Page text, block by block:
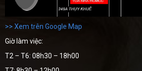
>> Xem trên Google Map
Giờ làm việc:
T2 – T6: 08h30 – 18h00